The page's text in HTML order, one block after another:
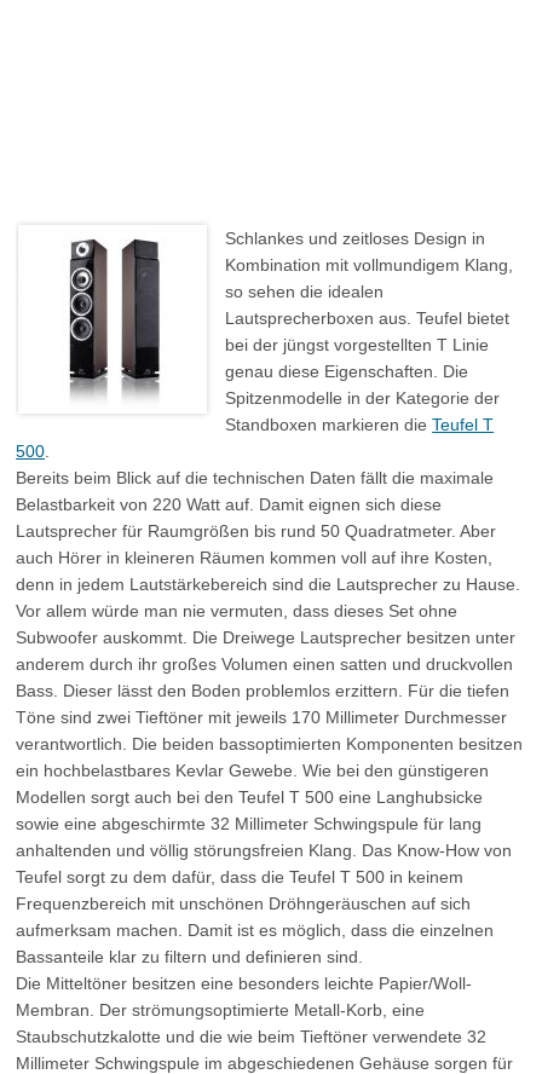
Schlankes und zeitloses Design in
Kombination mit vollmundigem Klang,
so sehen die idealen
Lautsprecherboxen aus. Teufel bietet
bei der jüngst vorgestellten T Linie
genau diese Eigenschaften. Die
Spitzenmodelle in der Kategorie der
Standboxen markieren dieTeufel T
500
Bereits beim Blick auf die technischen Daten fällt die maximale
Belastbarkeit von 220 Watt auf. Damit eignen sich diese
Lautsprecher für Raumgrößen bis rund 50 Quadratmeter. Aber
auch Hörer in kleineren Räumen kommen voll auf ihre Kosten,
denn in jedem Lautstärkebereich sind die Lautsprecher zu Hause.
Vor allem würde man nie vermuten, dass dieses Set ohne
Subwoofer auskommt. Die Dreiwege Lautsprecher besitzen unter
anderem durch ihr großes Volumen einen satten und druckvollen
Bass. Dieser lässt den Boden problemlos erzittern. Für die tiefen
Töne sind zwei Tieftöner mit jeweils 170 Millimeter Durchmesser
verantwortlich. Die beiden bassoptimierten Komponenten besitzen
ein hochbelastbares Kevlar Gewebe. Wie bei den günstigeren
Modellen sorgt auch bei den Teufel T 500 eine Langhubsicke
sowie eine abgeschirmte 32 Millimeter Schwingspule für lang
anhaltenden und völlig störungsfreien Klang. Das Know-How von
Teufel sorgt zu dem dafür, dass die Teufel T 500 in keinem
Frequenzbereich mit unschönen Dröhngeräuschen auf sich
aufmerksam machen. Damit ist es möglich, dass die einzelnen
Bassanteile klar zu filtern und definieren sind.
Die Mitteltöner besitzen eine besonders leichte Papier/Woll-
Membran. Der strömungsoptimierte Metall-Korb, eine
Staubschutzkalotte und die wie beim Tieftöner verwendete 32
Millimeter Schwingspule im abgeschiedenen Gehäuse sorgen für